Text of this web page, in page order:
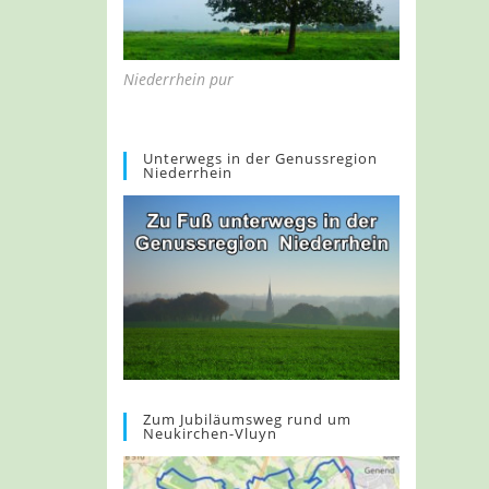
Niederrhein pur
Unterwegs in der Genussregion
Niederrhein
Zum Jubiläumsweg rund um
Neukirchen-Vluyn